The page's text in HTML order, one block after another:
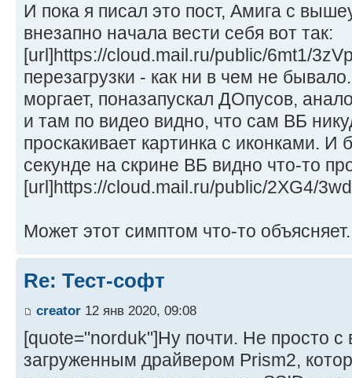
И пока я писал это пост, Амига с
внезапно начала вести себя вот так:
[url]https://cloud.mail.ru/public/6mt1/
перезагрузки - как ни в чем не
моргает, поназапускал ДОпусов,
и там по видео видно, что сам ВБ
проскакивает картинка с иконками. И
секунде на скрине ВБ видно что-то
[url]https://cloud.mail.ru/public/2XG4/
Может этот симптом что-то
Re: Тест-софт
creator 12 янв 2020, 09:08
[quote="norduk"]Ну почти. Не просто с
загруженным драйвером Prism2,